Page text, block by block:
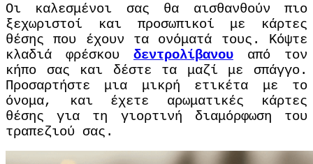
Οι καλεσμένοι σας θα αισθανθούν πιο
ξεχωριστοί και προσωπικοί με κάρτες
θέσης που έχουν τα ονόματά τους. Κόψτε
κλαδιά φρέσκου δεντρολίβανου από τον
κήπο σας και δέστε τα μαζί με σπάγγο.
Προσαρτήστε μια μικρή ετικέτα με το
όνομα, και έχετε αρωματικές κάρτες
θέσης για τη γιορτινή διαμόρφωση του
τραπεζιού σας.